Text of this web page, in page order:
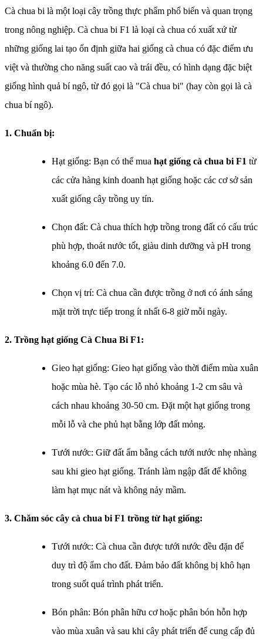
Cà chua bi là một loại cây trồng thực phẩm phổ biến và quan trọng
trong nông nghiệp. Cà chua bi F1 là loại cà chua có xuất xứ từ
những giống lai tạo ổn định giữa hai giống cà chua có đặc điểm ưu
việt và thường cho năng suất cao và trái đều, có hình dạng đặc biệt
giống hình quả bí ngô, từ đó gọi là "Cà chua bi" (hay còn gọi là cà
chua bí ngô).
1. Chuẩn bị:
Hạt giống: Bạn có thể mua hạt giống cà chua bi F1 từ
các cửa hàng kinh doanh hạt giống hoặc các cơ sở sản
xuất giống cây trồng uy tín.
Chọn đất: Cà chua thích hợp trồng trong đất có cấu trúc
phù hợp, thoát nước tốt, giàu dinh dưỡng và pH trong
khoảng 6.0 đến 7.0.
Chọn vị trí: Cà chua cần được trồng ở nơi có ánh sáng
mặt trời trực tiếp trong ít nhất 6-8 giờ mỗi ngày.
2. Trồng hạt giống Cà Chua Bi F1​:
Gieo hạt giống: Gieo hạt giống vào thời điểm mùa xuân
hoặc mùa hè. Tạo các lỗ nhỏ khoảng 1-2 cm sâu và
cách nhau khoảng 30-50 cm. Đặt một hạt giống trong
mỗi lỗ và che phủ hạt bằng lớp đất mỏng.
Tưới nước: Giữ đất ẩm bằng cách tưới nước nhẹ nhàng
sau khi gieo hạt giống. Tránh làm ngập đất để không
làm hạt mục nát và không nảy mầm.
3. Chăm sóc cây cà chua bi F1 trồng từ hạt giống:
Tưới nước: Cà chua cần được tưới nước đều đặn để
duy trì độ ẩm cho đất. Đảm bảo đất không bị khô hạn
trong suốt quá trình phát triển.
Bón phân: Bón phân hữu cơ hoặc phân bón hỗn hợp
vào mùa xuân và sau khi cây phát triển để cung cấp đủ